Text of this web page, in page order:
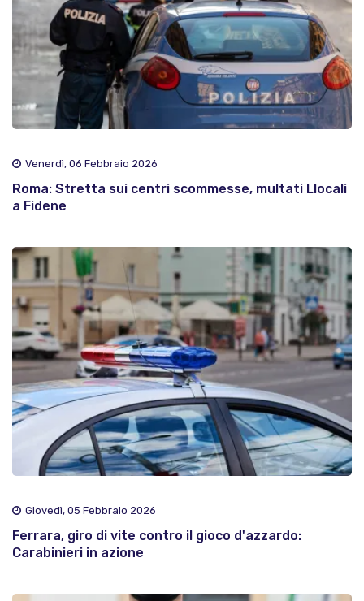
Venerdì, 06 Febbraio 2026
Roma: Stretta sui centri scommesse, multati Llocali
a Fidene
Giovedì, 05 Febbraio 2026
Ferrara, giro di vite contro il gioco d'azzardo:
Carabinieri in azione